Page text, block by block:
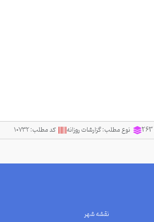
263 نوع مطلب:گزارشات روزانه کد مطلب:۱۰۷۳۲
نقشه شهر